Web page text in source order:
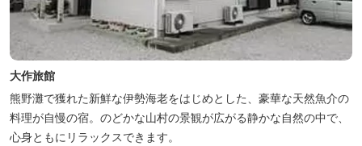
大作旅館
熊野灘で獲れた新鮮な伊勢海老をはじめとした、豪華な天然魚介の
料理が自慢の宿。のどかな山村の景観が広がる静かな自然の中で、
心身ともにリラックスできます。